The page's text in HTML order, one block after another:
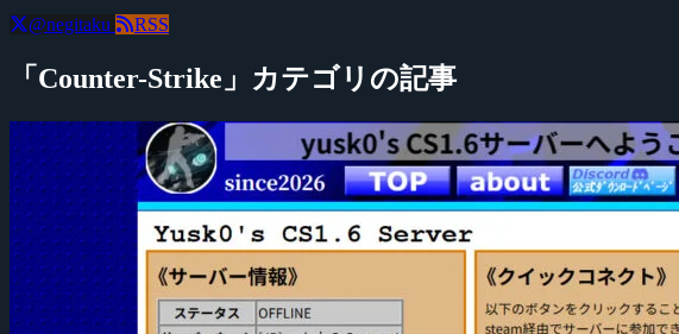
@negitaku RSS
「Counter-Strike」カテゴリの記事